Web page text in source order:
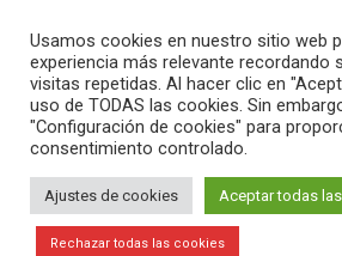
search
mayo 13, 2020
Las familias de las
dependientes
atención
Usamos cookies en nuestro sitio web
experiencia más relevante recordando
visitas repetidas. Al hacer clic en
uso de TODAS las cookies. Sin
"Configuración de cookies" para
consentimiento controlado.
Ajustes de cookies Aceptar todas
Rechazar todas las cookies